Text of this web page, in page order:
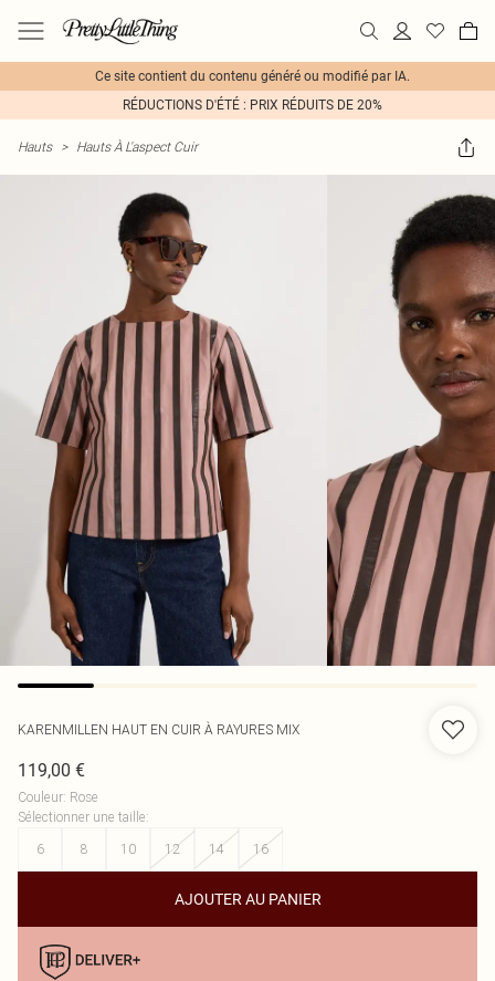
Ce site contient du contenu généré ou modifié par IA.
RÉDUCTIONS D'ÉTÉ : PRIX RÉDUITS DE 20%
Hauts > Hauts À L'aspect Cuir
KARENMILLEN HAUT EN CUIR À RAYURES MIX
119,00 €
Couleur: Rose
Sélectionner une taille:
6
8 10 12 14 16
AJOUTER AU PANIER